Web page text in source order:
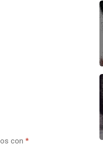
con *